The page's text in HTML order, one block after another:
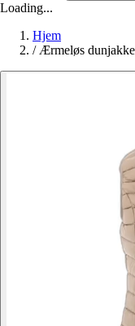
Loading...
Hjem
/ Ærmeløs